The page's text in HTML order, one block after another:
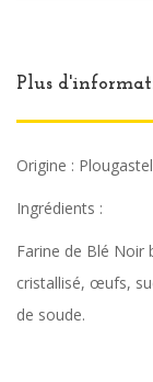
Plus
Origine :
Ingrédients :
Farine de Blé Noir
cristallisé, œufs,
de soude.